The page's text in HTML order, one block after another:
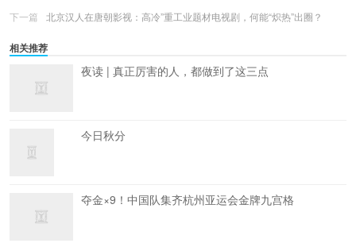
下一篇
北京汉人在唐朝影视：高冷”重工业题材电视剧，何能“炽热”出圈？
相关推荐
夜读 | 真正厉害的人，都做到了这三点
今日秋分
夺金×9！中国队集齐杭州亚运会金牌九宫格